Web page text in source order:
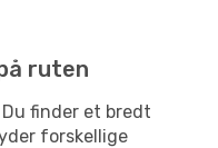
ruten
finder et bredt
forskellige